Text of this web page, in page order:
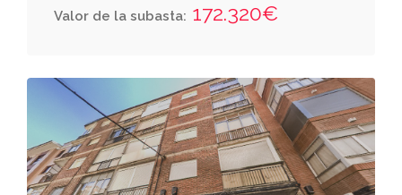
Valor de la subasta: 172.320€